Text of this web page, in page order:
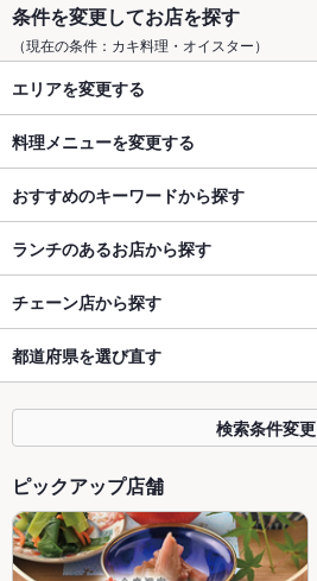
条件を変更してお店を探す
（現在の条件：カキ料理・オイスター）
エリアを変更する
料理メニューを変更する
おすすめのキーワードから探す
ランチのあるお店から探す
チェーン店から探す
都道府県を選び直す
検索条件変更
ピックアップ店舗